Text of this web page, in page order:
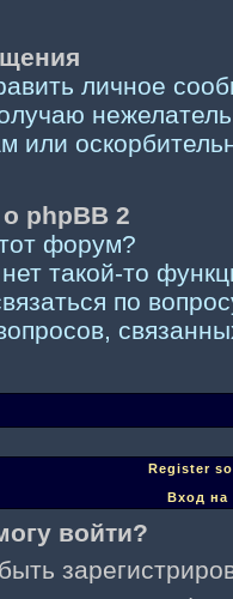
личное
или
phpBB 2
форум?
такой-то
по
Register
Вход на
войти?